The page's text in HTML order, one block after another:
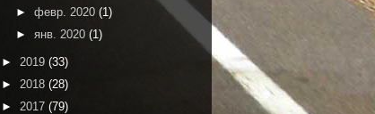
► февр. 2020 (1)
► янв. 2020 (1)
► 2019 (33)
► 2018 (28)
► 2017 (79)